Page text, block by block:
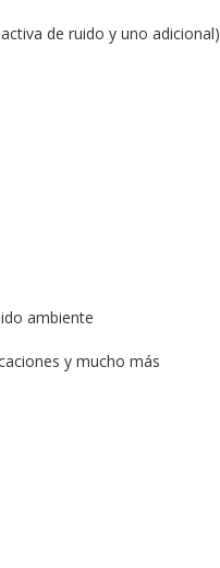
de ruido y uno adicional)
ambiente
y mucho más